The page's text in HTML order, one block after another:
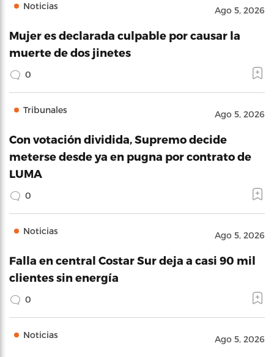
Noticias Ago 5, 2026
Mujer es declarada culpable por causar la
muerte de dos jinetes
0
Tribunales Ago 5, 2026
Con votación dividida, Supremo decide
meterse desde ya en pugna por contrato de
LUMA
0
Noticias Ago 5, 2026
Falla en central Costar Sur deja a casi 90 mil
clientes sin energía
0
Noticias Ago 5, 2026